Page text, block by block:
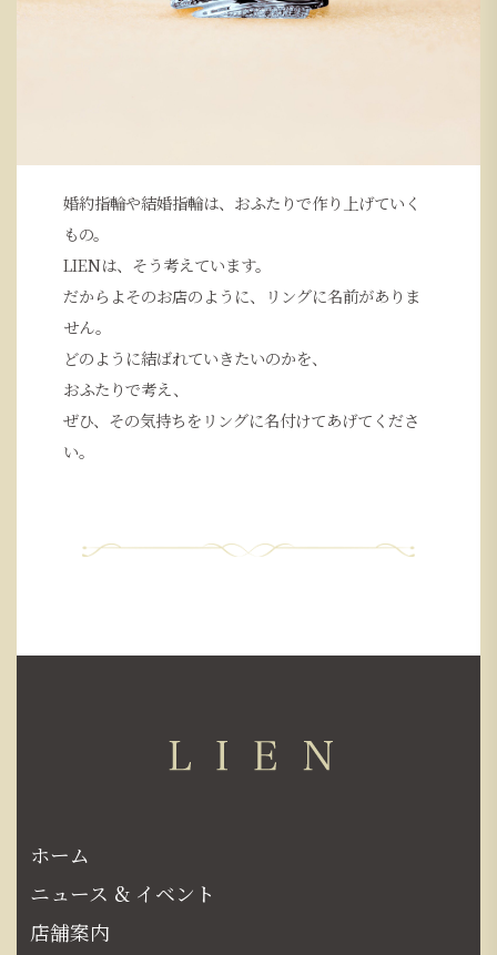
婚約指輪や結婚指輪は、おふたりで作り上げていく
もの。
LIENは、そう考えています。
だからよそのお店のように、リングに名前がありま
せん。
どのように結ばれていきたいのかを、
おふたりで考え、
ぜひ、その気持ちをリングに名付けてあげてくださ
い。
ホーム
ニュース & イベント
店舗案内